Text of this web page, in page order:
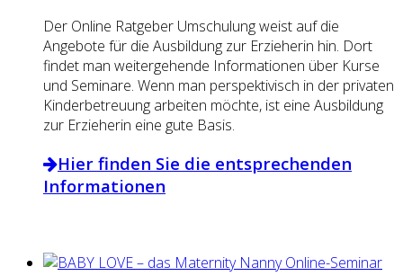
Der Online Ratgeber Umschulung weist auf die
Angebote für die Ausbildung zur Erzieherin hin. Dort
findet man weitergehende Informationen über Kurse
und Seminare. Wenn man perspektivisch in der privaten
Kinderbetreuung arbeiten möchte, ist eine Ausbildung
zur Erzieherin eine gute Basis.
Hier finden Sie die entsprechenden
Informationen